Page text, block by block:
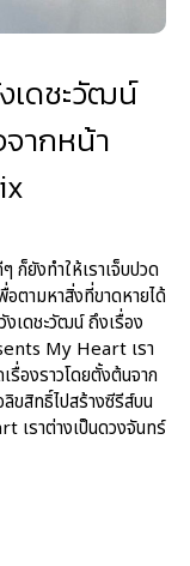
เดชะวัฒน์
ากหน้า
ก็ยังทำให้เราเจ็บปวด
อตามหาสิ่งที่ขาดหายได้
เดชะวัฒน์ ถึงเรื่อง
My Heart เรา
รื่องราวโดยตั้งต้นจาก
ขสิทธิ์ไปสร้างซีรีส์บน
ราต่างเป็นดวงจันทร์